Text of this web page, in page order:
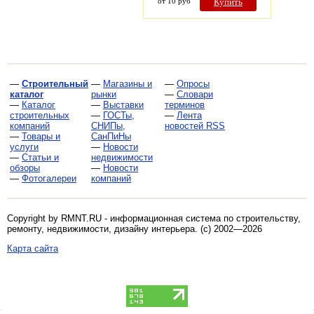
— Строительный
каталог
— Каталог
строительных
компаний
— Товары и
услуги
— Статьи и
обзоры
— Фотогалереи
— Магазины и
рынки
— Выставки
— ГОСТы,
СНИПы,
СанПиНы
— Новости
недвижимости
— Новости
компаний
— Опросы
— Словари
терминов
— Лента
новостей RSS
Copyright by RMNT.RU - информационная система по строительству,
ремонту, недвижимости, дизайну интерьера . (c) 2002—2026
Карта сайта